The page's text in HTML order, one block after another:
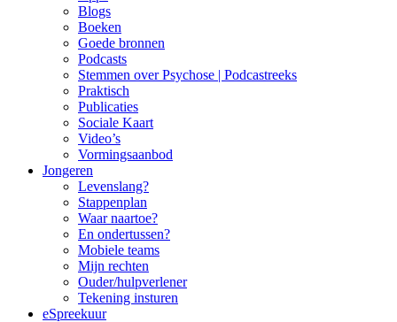
Blogs
Boeken
Goede bronnen
Podcasts
Stemmen over Psychose | Podcastreeks
Praktisch
Publicaties
Sociale Kaart
Video’s
Vormingsaanbod
Jongeren
Levenslang?
Stappenplan
Waar naartoe?
En ondertussen?
Mobiele teams
Mijn rechten
Ouder/hulpverlener
Tekening insturen
eSpreekuur